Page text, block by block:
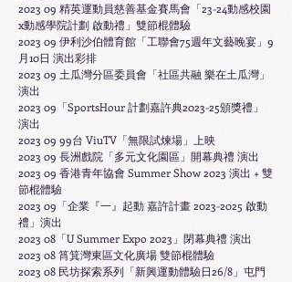
2023 09 精英運動員慈善基金賽馬會「23-24動感校園
x動感學院計劃 啟動禮」雙節棍體驗
2023 09 伊利沙伯體育館「工聯會75週年文藝晚宴」9
月10日 演出彩排
2023 09 土瓜灣分區委員會「社區共融 樂在土瓜灣」
演出
2023 09「SportsHour 計劃嘉許典2023-25頒獎禮」
演出
2023 09 99台 ViuTV「無限試煉場」上映
2023 09 長洲戲院「多元文化園區」開幕典禮 演出
2023 09 香港青年協會 Summer Show 2023 演出 + 雙
節棍體驗
2023 09「企業『一』起動 嘉許計畫 2023-2025 啟動
禮」演出
2023 08「U Summer Expo 2023」閉幕典禮 演出
2023 08 筲箕灣東區文化廣場 雙節棍體驗
2023 08 民坊探索系列「新興運動體驗日26/8」屯門